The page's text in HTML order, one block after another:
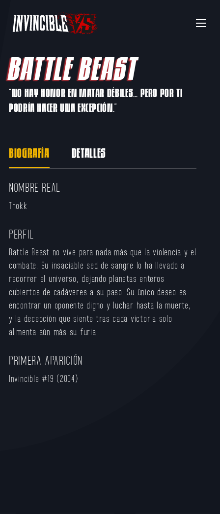
Menu
BATTLE BEAST
“NO HAY HONOR EN MATAR DÉBILES… PERO POR TI
PODRÍA HACER UNA EXCEPCIÓN.”
BIOGRAFÍA DETALLES
NOMBRE REAL
Thokk​
PERFIL
Battle Beast no vive para nada más que la violencia y el
combate. Su insaciable sed de sangre lo ha llevado a
recorrer el universo, dejando planetas enteros
cubiertos de cadáveres a su paso. Su único deseo es
encontrar un oponente digno y luchar hasta la muerte,
y la decepción que siente tras cada victoria solo
alimenta aún más su furia.
PRIMERA APARICIÓN
Invincible #19 (2004)​